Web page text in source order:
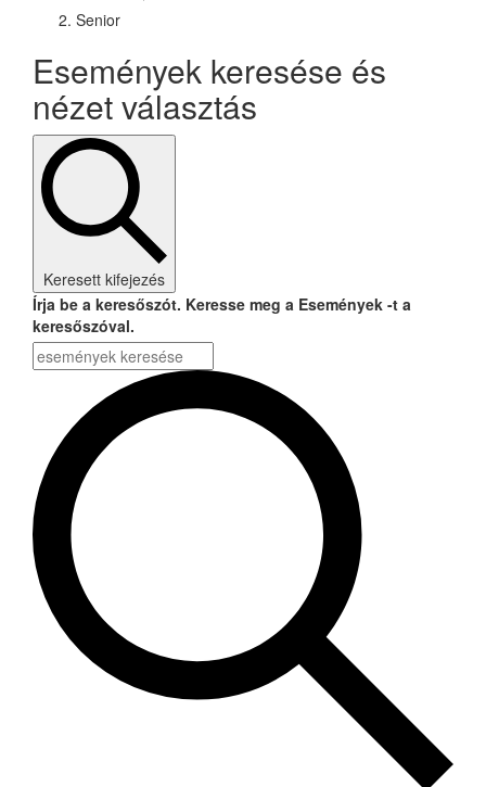
Senior
Események keresése és
nézet választás
Keresett kifejezés
Írja be a keresőszót. Keresse meg a Események -t a
keresőszóval.